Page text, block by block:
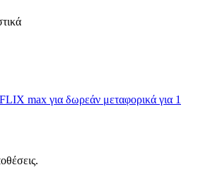
max για δωρεάν μεταφορικά για 1